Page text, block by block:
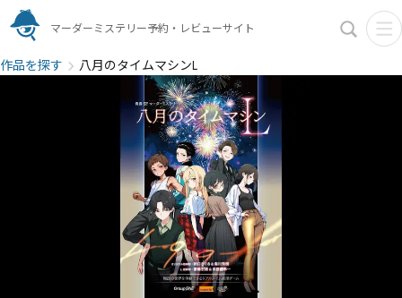
マーダーミステリー予約・レビューサイト
作品を探す 八月のタイムマシンL